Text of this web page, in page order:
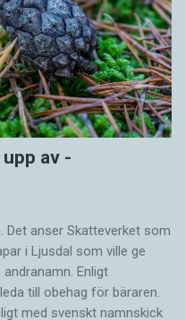
de skåningar som
göra karriär och
försökte
sätt att tala.
nog, att
till exempel adels-
ett svenskt
var i lägre grad
flesta skånska
upp av
anser Skatte­verket som
i Ljusdal som ville ge
Enligt
till obehag för bäraren.
med svenskt namnskick